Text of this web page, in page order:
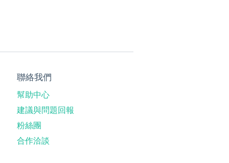
聯絡我們
幫助中心
建議與問題回報
粉絲團
合作洽談